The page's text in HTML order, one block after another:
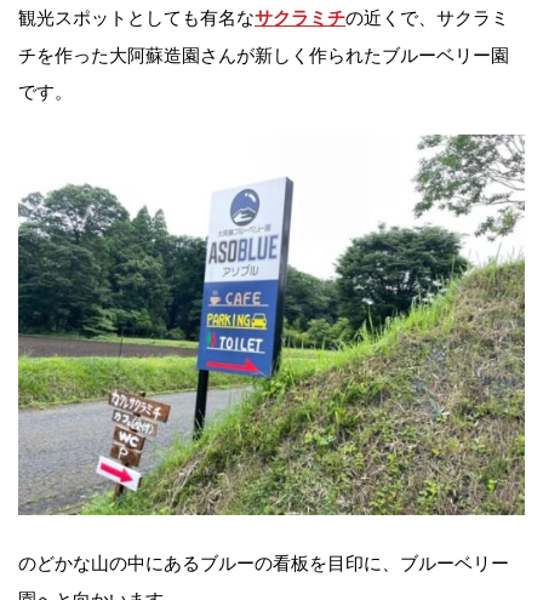
観光スポットとしても有名なサクラミチの近くで、サクラミ
チを作った大阿蘇造園さんが新しく作られたブルーベリー園
です。
のどかな山の中にあるブルーの看板を目印に、ブルーベリー